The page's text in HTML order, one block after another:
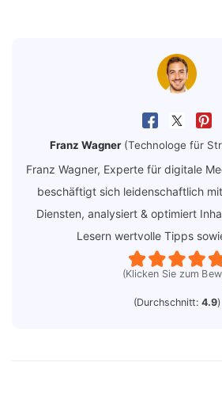
Franz Wagner (Technologe für
Franz Wagner, Experte für digitale
beschäftigt sich leidenschaftlich
Diensten, analysiert & optimiert
Lesern wertvolle Tipps
(Klicken Sie zum
(Durchschnitt:4.9)